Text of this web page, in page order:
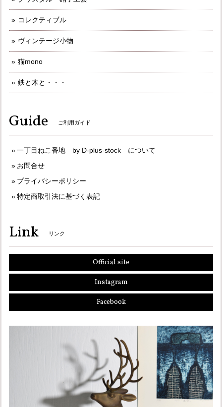
コレクティブル
ヴィンテージ小物
猫mono
鉄と木と・・・
Guide ご利用ガイド
一丁目ねこ番地 by D-plus-stock について
お問合せ
プライバシーポリシー
特定商取引法に基づく表記
Link リンク
Official site
Instagram
Facebook